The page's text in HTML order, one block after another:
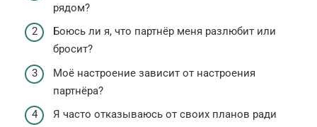
рядом?
Боюсь ли я, что партнёр меня разлюбит или
бросит?
Моё настроение зависит от настроения
партнёра?
Я часто отказываюсь от своих планов ради